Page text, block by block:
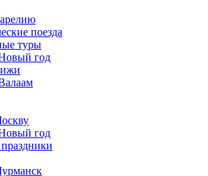
поезда
туры
год
год